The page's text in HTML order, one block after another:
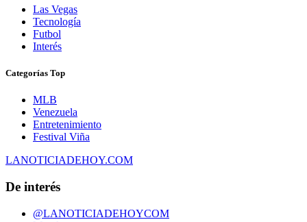
Las Vegas
Tecnología
Futbol
Interés
Categorías Top
MLB
Venezuela
Entretenimiento
Festival Viña
LANOTICIADEHOY.COM
De interés
@LANOTICIADEHOYCOM